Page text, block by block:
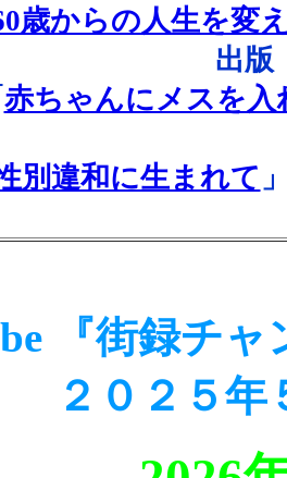
歳からの人生を変
出版
赤ちゃんにメスを入
別違和に生まれて
『街録チ
２０２５年